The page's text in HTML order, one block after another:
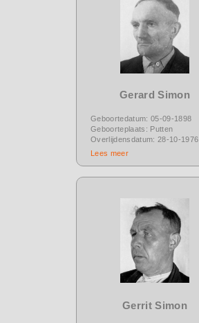
Gerard Simon
Geboortedatum: 05-09-1898
Geboorteplaats: Putten
Overlijdensdatum: 28-10-1976
Lees meer
Gerrit Simon